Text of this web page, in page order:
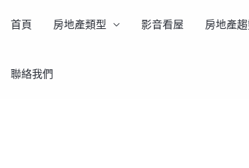
首頁 房地產類型 影音看屋 房地產
聯絡我們